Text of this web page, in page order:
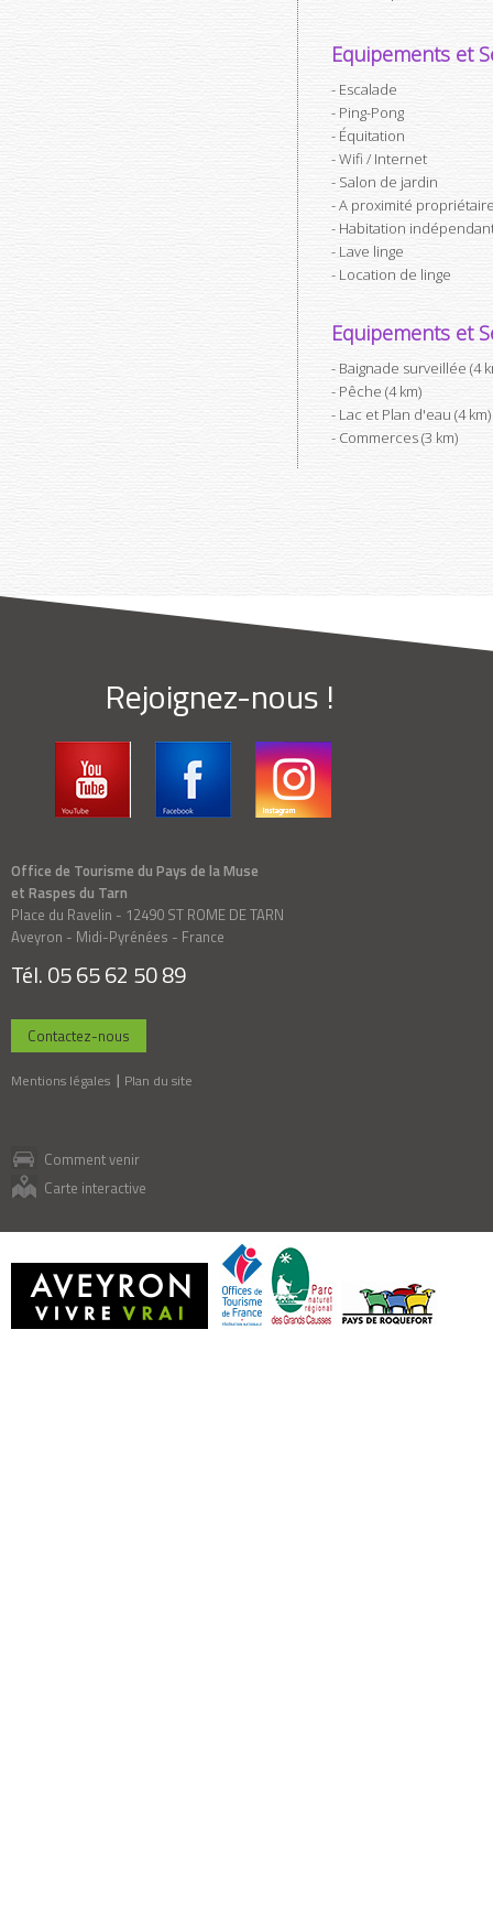
Equipements et
Escalade
Ping-Pong
Équitation
Wifi / Internet
Salon de jardin
A proximité
Habitation
Lave linge
Location de linge
Equipements et
Baignade surveillée (4
Pêche (4 km)
Lac et Plan d'eau (4 km)
Commerces (3 km)
Rejoignez-nous !
Office de Tourisme du Pays de la Muse
et Raspes du Tarn
Place du Ravelin - 12490 ST ROME DE TARN
Aveyron - Midi-Pyrénées - France
Tél. 05 65 62 50 89
Contactez-nous
Mentions légales Plan du site
Comment venir
Carte interactive